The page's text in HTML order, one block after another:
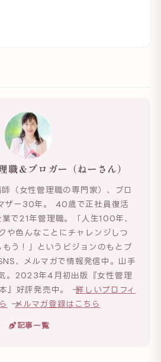
職＆ブロガー（ねーさん）
（女性管理職の専門家）、ブロ
ザー30年。 40歳で正社員復活
で21年管理職。「人生100年、
や色んなことにチャレンジしつ
う！」というビジョンのもとブ
、メルマガで情報発信中。山手
。2023年4月初出版『女性管理
』好評発売中。 →詳しいプロフィ
→メルマガ登録はこちら
記事一覧